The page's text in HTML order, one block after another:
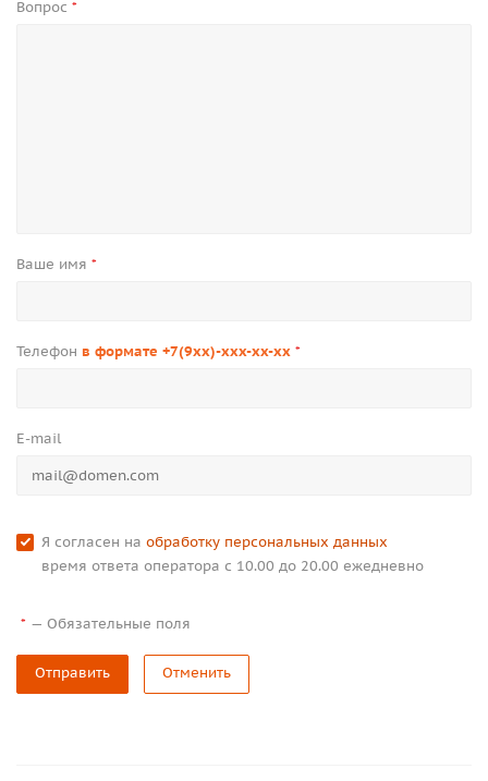
Вопрос *
Ваше имя *
Телефон в формате +7(9xx)-xxx-xx-xx *
E-mail
Я согласен на обработку персональных данных
время ответа оператора с 10.00 до 20.00 ежедневно
* — Обязательные поля
Отправить Отменить